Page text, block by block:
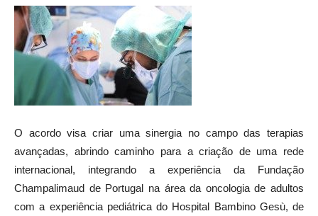
O acordo visa criar uma sinergia no campo das terapias
avançadas, abrindo caminho para a criação de uma rede
internacional, integrando a experiência da Fundação
Champalimaud de Portugal na área da oncologia de adultos
com a experiência pediátrica do Hospital Bambino Gesù, de